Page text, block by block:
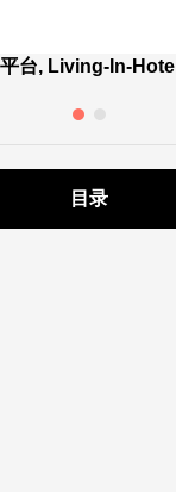
台, Living-In-Hotel
目录